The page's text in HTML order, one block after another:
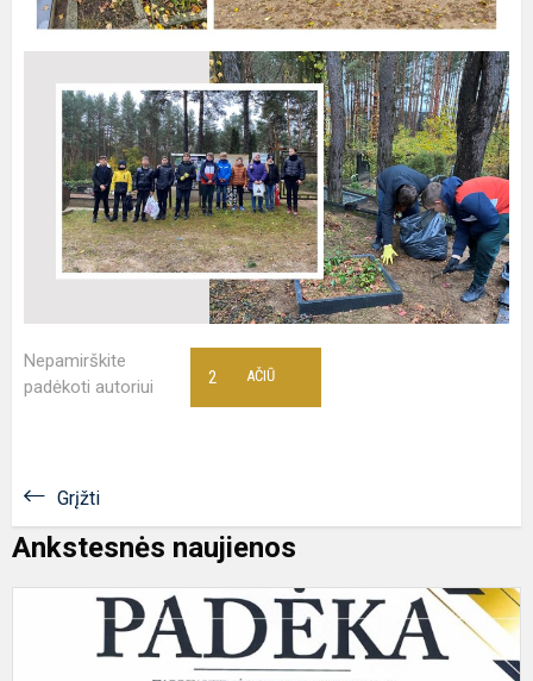
Nepamirškite
padėkoti autoriui
AČIŪ
2
Grįžti
Ankstesnės naujienos